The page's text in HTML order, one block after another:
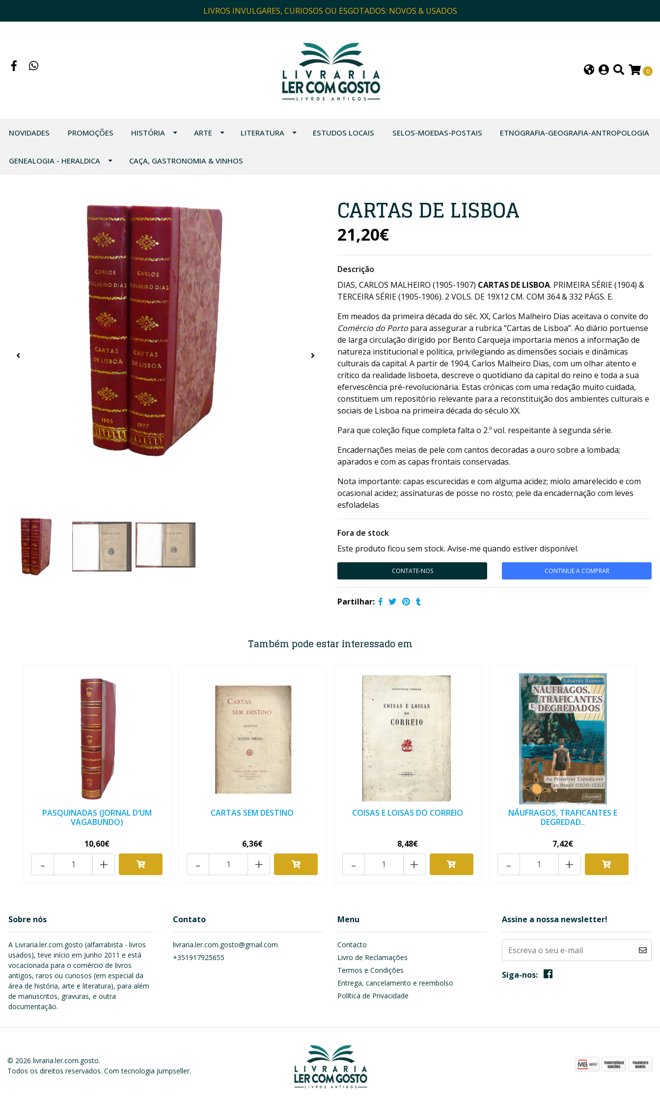
LIVROS INVULGARES, CURIOSOS OU ESGOTADOS: NOVOS & USADOS
0
NOVIDADES PROMOÇÕES HISTÓRIA ARTE LITERATURA ESTUDOS LOCAIS SELOS-MOEDAS-POSTAIS ETNOGRAFIA-GEOGRAFIA-ANTROPOLOGIA
GENEALOGIA - HERALDICA CAÇA, GASTRONOMIA & VINHOS
CARTAS DE LISBOA
21,20€
Descrição
DIAS, CARLOS MALHEIRO (1905-1907) CARTAS DE LISBOA. PRIMEIRA SÉRIE (1904) &
TERCEIRA SÉRIE (1905-1906). 2 VOLS. DE 19X12 CM. COM 364 & 332 PÁGS. E.
Em meados da primeira década do séc. XX, Carlos Malheiro Dias aceitava o convite do
Comércio do Porto para assegurar a rubrica “Cartas de Lisboa”. Ao diário portuense
de larga circulação dirigido por Bento Carqueja importaria menos a informação de
natureza institucional e política, privilegiando as dimensões sociais e dinâmicas
culturais da capital. A partir de 1904, Carlos Malheiro Dias, com um olhar atento e
crítico da realidade lisboeta, descreve o quotidiano da capital do reino e toda a sua
efervescência pré-revolucionária. Estas crónicas com uma redação muito cuidada,
constituem um repositório relevante para a reconstituição dos ambientes culturais e
sociais de Lisboa na primeira década do século XX.
Para que coleção fique completa falta o 2.º vol. respeitante à segunda série.
Encadernações meias de pele com cantos decoradas a ouro sobre a lombada;
aparados e com as capas frontais conservadas.
Nota importante: capas escurecidas e com alguma acidez; miolo amarelecido e com
ocasional acidez; assinaturas de posse no rosto; pele da encadernação com leves
esfoladelas
Fora de stock
Este produto ficou sem stock. Avise-me quando estiver disponível.
CONTATE-NOS CONTINUE A COMPRAR
Partilhar:
Também pode estar interessado em
PASQUINADAS (JORNAL D’UM
VAGABUNDO)
10,60€
+
-
CARTAS SEM DESTINO
6,36€
+
-
COISAS E LOISAS DO CORREIO
8,48€
+
-
NÁUFRAGOS, TRAFICANTES E
DEGREDAD..
7,42€
+
-
Sobre nós
A Livraria.ler.com.gosto (alfarrabista - livros
usados), teve início em Junho 2011 e está
vocacionada para o comércio de livros
antigos, raros ou curiosos (em especial da
área de história, arte e literatura), para além
de manuscritos, gravuras, e outra
documentação.
Contato
livraria.ler.com.gosto@gmail.com
+351917925655
Menu
Contacto
Livro de Reclamações
Termos e Condições
Entrega, cancelamento e reembolso
Política de Privacidade
Assine a nossa newsletter!
Siga-nos:
© 2026 livraria.ler.com.gosto.
Todos os direitos reservados. Com tecnologia Jumpseller.